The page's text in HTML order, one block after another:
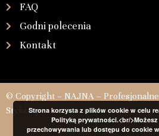
FAQ
Godni polecenia
Kontakt
© Copyright – NAJNA –
StylizacjiStrona korzysta z plików cookie w celu
Polityką prywatności.<br/
przechowywania lub dostępu do cookie